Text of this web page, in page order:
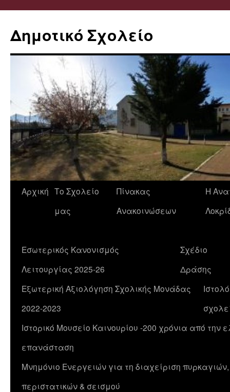
Δημοτικό Σχολείο
Μετάβαση
Αρχική Το Σχολείο
μας
Πίνακας
Ανακοινώσεων
Η
Εσωτερικός Κανονισμός
Λειτουργίας 2025-26
Σχέδιο
Δράσης
Εξωτερική Αξιολόγηση Σχολικής Μονάδας
2022-2023
Ιστορικό Μουσείο Καινουρίου -200 χρόνια από την
επανάσταση
Μνημόνιο Ενεργειών για τη διαχείριση
περιστατικών & σεισμού